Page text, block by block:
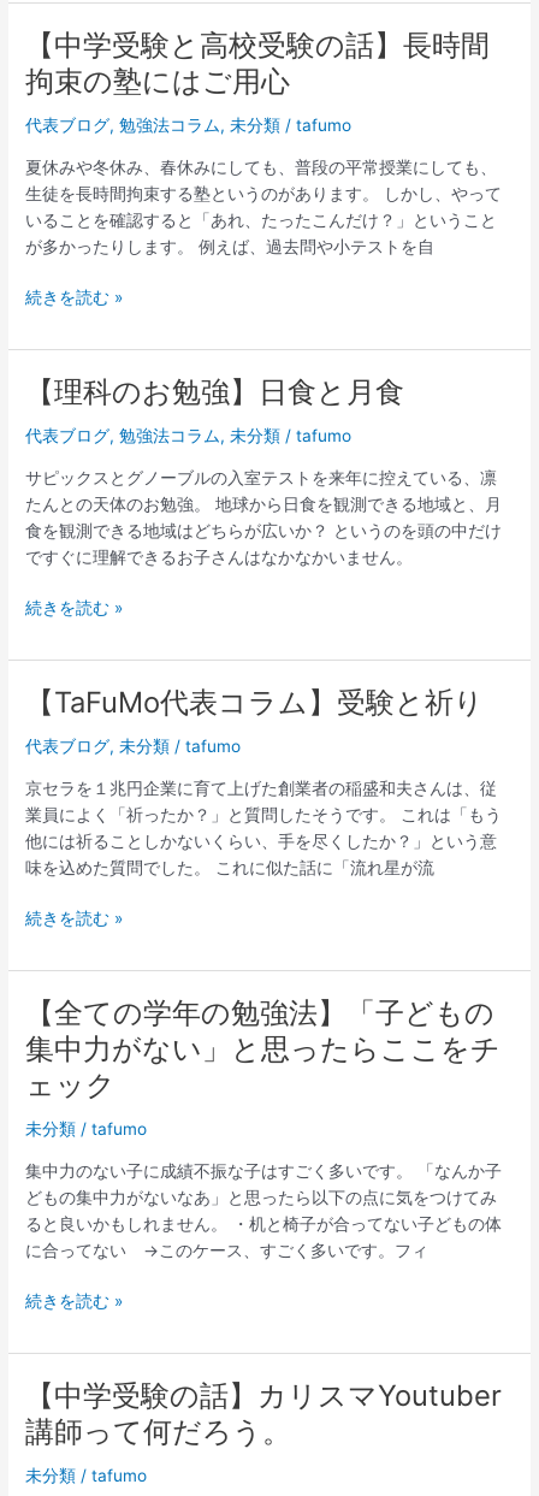
明
会
の
想】
【中学受験と高校受験の話】長時間
拘束の塾にはご用心
代表ブログ,勉強法コラム,未分類 /tafumo
夏休みや冬休み、春休みにしても、普段の平常授業にしても、
生徒を長時間拘束する塾というのがあります。 しかし、やって
いることを確認すると「あれ、たったこんだけ？」ということ
が多かったりします。 例えば、過去問や小テストを自
【中
学
受
験
高
校
受
験
話】
束
塾
に
は
ご
用
心
続きを読む »
【理科のお勉強】日食と月食
代表ブログ,勉強法コラム,未分類 /tafumo
サピックスとグノーブルの入室テストを来年に控えている、凛
たんとの天体のお勉強。 地球から日食を観測できる地域と、月
食を観測できる地域はどちらが広いか？ というのを頭の中だけ
ですぐに理解できるお子さんはなかなかいません。
【理
の
勉
強】
日
食
と
続きを読む »
【TaFuMo代表コラム】受験と祈り
代表ブログ,未分類 /tafumo
京セラを１兆円企業に育て上げた創業者の稲盛和夫さんは、従
業員によく「祈ったか？」と質問したそうです。 これは「もう
他には祈ることしかないくらい、手を尽くしたか？」という意
味を込めた質問でした。 これに似た話に「流れ星が流
【TaFuMo
表
コ
ラ
ム】
受
験
と
続きを読む »
【全ての学年の勉強法】「子どもの
集中力がない」と思ったらここをチ
ェック
未分類 /tafumo
集中力のない子に成績不振な子はすごく多いです。 「なんか子
どもの集中力がないなあ」と思ったら以下の点に気をつけてみ
ると良いかもしれません。 ・机と椅子が合ってない子どもの体
に合ってない →このケース、すごく多いです。フィ
【全
て
の
学
の
勉
強
法】
「子
も
集
が
い」
続きを読む »
【中学受験の話】カリスマYoutuber
講師って何だろう。
未分類 /tafumo
【中
学
受
験